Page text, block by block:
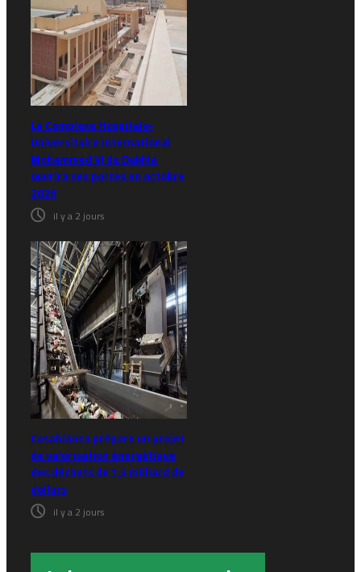
Le Complexe Hospitalo-
Universitaire International
Mohammed VI de Dakhla
ouvrira ses portes en octobre
2026
il y a 2 jours
Casablanca prépare un projet
de valorisation énergétique
des déchets de 1,5 milliard de
dollars
il y a 2 jours